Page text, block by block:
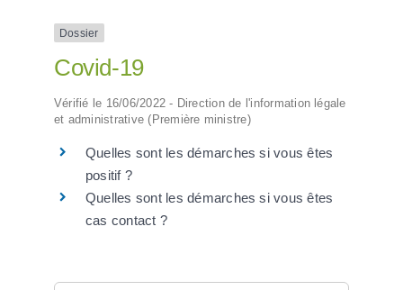
Dossier
Covid-19
Vérifié le 16/06/2022 - Direction de l'information légale
et administrative (Première ministre)
Quelles sont les démarches si vous êtes
positif ?
Quelles sont les démarches si vous êtes
cas contact ?